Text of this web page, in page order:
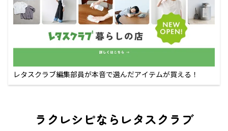
レタスクラブ編集部員が本音で選んだアイテムが買える！
ラクレシピならレタスクラブ